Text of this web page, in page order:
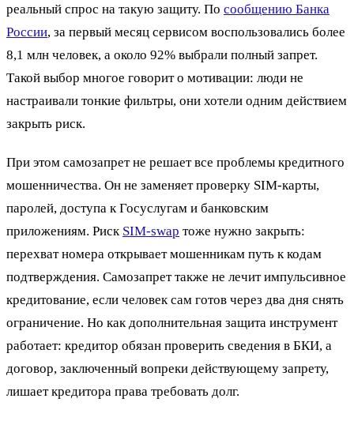
реальный спрос на такую защиту. По сообщению Банка
России, за первый месяц сервисом воспользовались более
8,1 млн человек, а около 92% выбрали полный запрет.
Такой выбор многое говорит о мотивации: люди не
настраивали тонкие фильтры, они хотели одним действием
закрыть риск.
При этом самозапрет не решает все проблемы кредитного
мошенничества. Он не заменяет проверку SIM-карты,
паролей, доступа к Госуслугам и банковским
приложениям. Риск SIM-swap тоже нужно закрыть:
перехват номера открывает мошенникам путь к кодам
подтверждения. Самозапрет также не лечит импульсивное
кредитование, если человек сам готов через два дня снять
ограничение. Но как дополнительная защита инструмент
работает: кредитор обязан проверить сведения в БКИ, а
договор, заключенный вопреки действующему запрету,
лишает кредитора права требовать долг.